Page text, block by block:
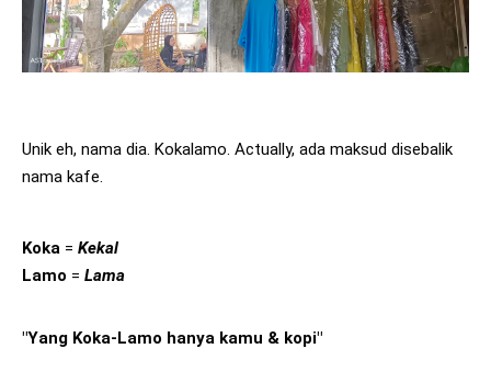
Unik eh, nama dia. Kokalamo. Actually, ada maksud disebalik
nama kafe.
Koka = Kekal
Lamo = Lama
"Yang Koka-Lamo hanya kamu & kopi"